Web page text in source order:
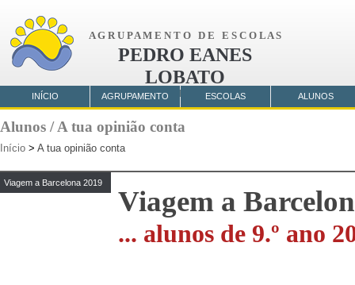
A G R U P A M E N T O D E E S C O L A S
PEDRO EANES
LOBATO
AMORA
Início > A tua opinião conta
Viagem a
... alunos de 9.º ano
Alunos / A tua opinião conta
Viagem a Barcelona 2019
INÍCIO AGRUPAMENTO ESCOLAS ALUNOS